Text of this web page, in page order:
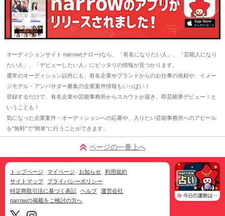
オーディションサイト narrow(ナロー)なら、「有名になりたい人」、「芸能人になり
たい人」、「デビューしたい人」にピッタリの情報が見つかります。
通常のオーディション以外にも、有名企業やブランドからのお仕事の依頼や、イメー
ジモデル・アンバサダー募集の企業案件情報もいっぱい！
登録するだけで、有名企業や芸能事務所からスカウトが届き、即芸能界デビュー！と
いうことも！
気になった企業案件・オーディションへの応募や、入りたい芸能事務所へのアピール
を"無料"で"簡単"に行うことができます。
ページの一番上へ
トップページ マイページ お知らせ
利用規約
サイトマップ
プライバシーポリシー
特定商取引法に基づく表記
ヘルプ
運営会社
narrowの掲載をご検討の方へ